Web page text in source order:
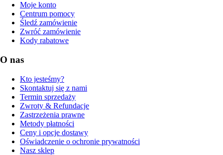
Moje konto
Centrum pomocy
Śledź zamówienie
Zwróć zamówienie
Kody rabatowe
O nas
Kto jesteśmy?
Skontaktuj się z nami
Termin sprzedaży
Zwroty & Refundacje
Zastrzeżenia prawne
Metody płatności
Ceny i opcje dostawy
Oświadczenie o ochronie prywatności
Nasz sklep